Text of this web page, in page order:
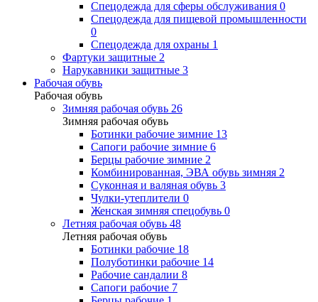
Спецодежда для сферы обслуживания 0
Спецодежда для пищевой промышленности
0
Спецодежда для охраны 1
Фартуки защитные 2
Нарукавники защитные 3
Рабочая обувь
Рабочая обувь
Зимняя рабочая обувь 26
Зимняя рабочая обувь
Ботинки рабочие зимние 13
Сапоги рабочие зимние 6
Берцы рабочие зимние 2
Комбинированная, ЭВА обувь зимняя 2
Суконная и валяная обувь 3
Чулки-утеплители 0
Женская зимняя спецобувь 0
Летняя рабочая обувь 48
Летняя рабочая обувь
Ботинки рабочие 18
Полуботинки рабочие 14
Рабочие сандалии 8
Сапоги рабочие 7